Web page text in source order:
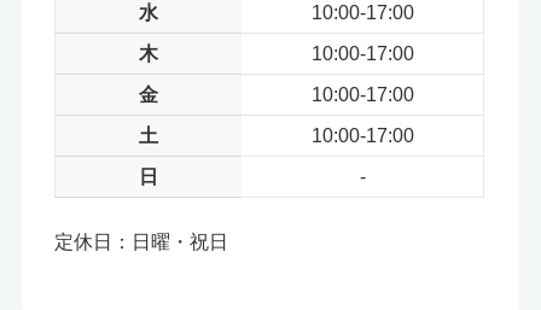
水
10:00-17:00
木
10:00-17:00
金
10:00-17:00
土
10:00-17:00
日
-
定休日：日曜・祝日